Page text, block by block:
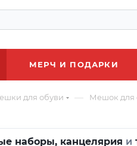
МЕРЧ И ПОДАРКИ
для обуви — Мешок для
наборы, канцелярия и